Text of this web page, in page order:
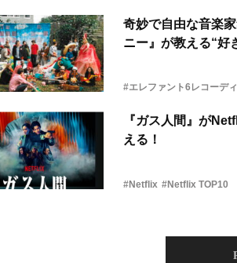
奇妙で自由な音楽
ニー』が教える“好
#エレファント6レコーデ
『ガス人間』が
える！
#Netflix #Netflix TOP10